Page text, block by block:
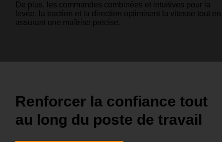
De plus, les commandes combinées et intuitives pour la
levée, la traction et la direction optimisent la vitesse tout en
assurant une maîtrise précise.
Renforcer la confiance tout
au long du poste de travail